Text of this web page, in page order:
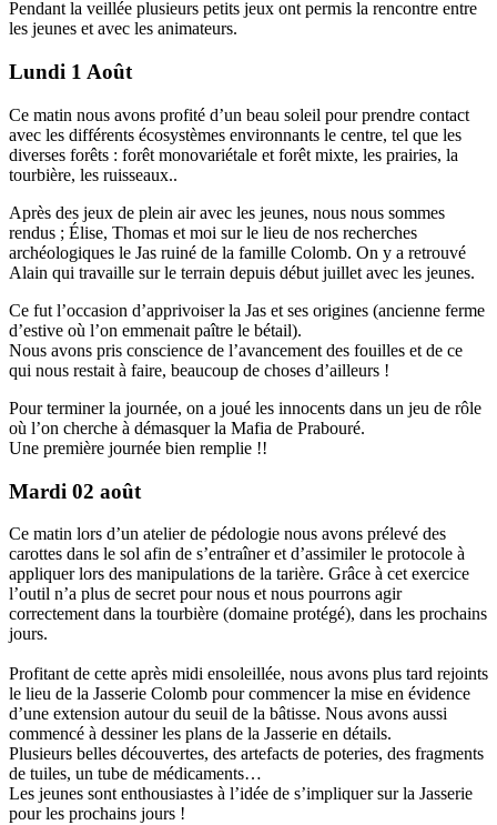
Pendant la veillée plusieurs petits jeux ont permis la rencontre entre
les jeunes et avec les animateurs.
Lundi 1 Août
Ce matin nous avons profité d’un beau soleil pour prendre contact
avec les différents écosystèmes environnants le centre, tel que les
diverses forêts : forêt monovariétale et forêt mixte, les prairies, la
tourbière, les ruisseaux..
Après des jeux de plein air avec les jeunes, nous nous sommes
rendus ; Élise, Thomas et moi sur le lieu de nos recherches
archéologiques le Jas ruiné de la famille Colomb. On y a retrouvé
Alain qui travaille sur le terrain depuis début juillet avec les jeunes.
Ce fut l’occasion d’apprivoiser la Jas et ses origines (ancienne ferme
d’estive où l’on emmenait paître le bétail).
Nous avons pris conscience de l’avancement des fouilles et de ce
qui nous restait à faire, beaucoup de choses d’ailleurs !
Pour terminer la journée, on a joué les innocents dans un jeu de rôle
où l’on cherche à démasquer la Mafia de Prabouré.
Une première journée bien remplie !!
Mardi 02 août
Ce matin lors d’un atelier de pédologie nous avons prélevé des
carottes dans le sol afin de s’entraîner et d’assimiler le protocole à
appliquer lors des manipulations de la tarière. Grâce à cet exercice
l’outil n’a plus de secret pour nous et nous pourrons agir
correctement dans la tourbière (domaine protégé), dans les prochains
jours.
Profitant de cette après midi ensoleillée, nous avons plus tard rejoints
le lieu de la Jasserie Colomb pour commencer la mise en évidence
d’une extension autour du seuil de la bâtisse. Nous avons aussi
commencé à dessiner les plans de la Jasserie en détails.
Plusieurs belles découvertes, des artefacts de poteries, des fragments
de tuiles, un tube de médicaments…
Les jeunes sont enthousiastes à l’idée de s’impliquer sur la Jasserie
pour les prochains jours !